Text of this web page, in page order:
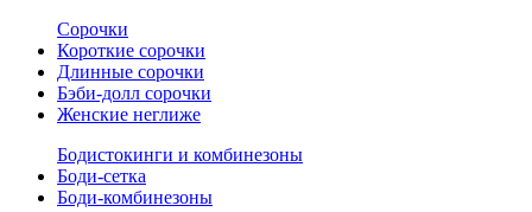
Сорочки
Короткие сорочки
Длинные сорочки
Бэби-долл сорочки
Женские неглиже
Бодистокинги и комбинезоны
Боди-сетка
Боди-комбинезоны